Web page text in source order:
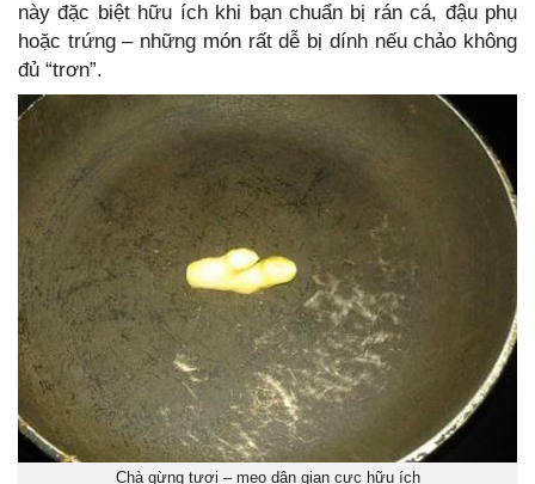
này đặc biệt hữu ích khi bạn chuẩn bị rán cá, đậu phụ
hoặc trứng – những món rất dễ bị dính nếu chảo không
đủ “trơn”.
Chà gừng tươi – mẹo dân gian cực hữu ích